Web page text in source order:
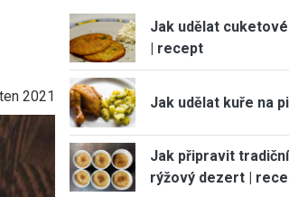
2021
Jak udělat
| recept
Jak udělat kuře na
Jak připravit
rýžový dezert |